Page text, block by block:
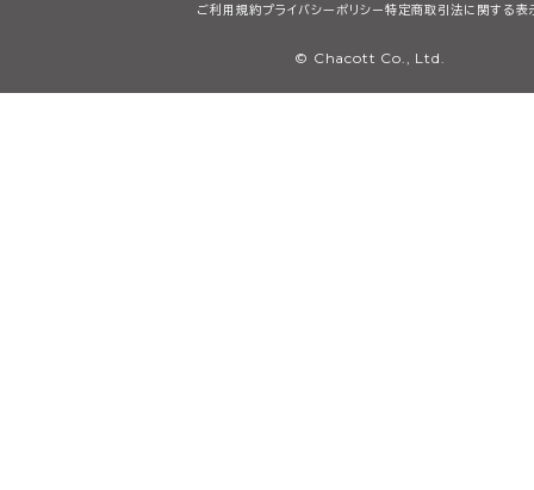
ご利用規約プライバシーポリシー特定商取引法に関する表
© Chacott Co., Ltd.